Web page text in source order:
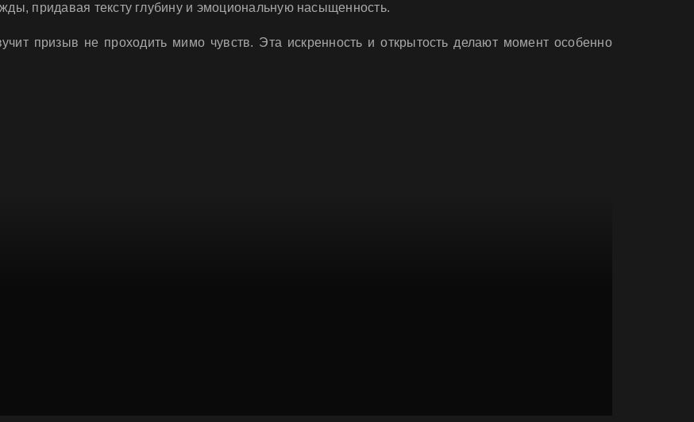
придавая тексту глубину и эмоциональную насыщенность.
призыв не проходить мимо чувств. Эта искренность и открытость делают момент особенно